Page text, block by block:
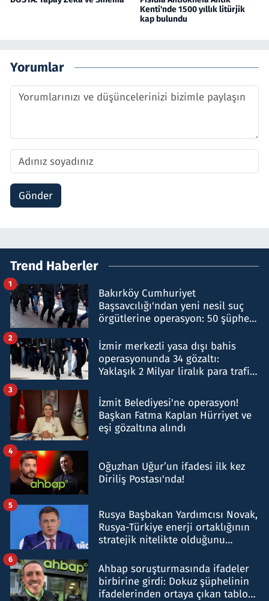
Kenti'nde 1500 yıllık litürjik
kap bulundu
Yorumlar
Gönder
Trend Haberler
Bakırköy Cumhuriyet
Başsavcılığı'ndan yeni nesil suç
örgütlerine operasyon: 50 şüpheli
1
İzmir merkezli yasa dışı bahis
operasyonunda 34 gözaltı:
Yaklaşık 2 Milyar liralık para trafiği
2
İzmit Belediyesi'ne operasyon!
Başkan Fatma Kaplan Hürriyet ve
eşi gözaltına alındı
3
Oğuzhan Uğur’un ifadesi ilk kez
Diriliş Postası'nda!
4
Rusya Başbakan Yardımcısı Novak,
Rusya-Türkiye enerji ortaklığının
stratejik nitelikte olduğunu
5
Ahbap soruşturmasında ifadeler
birbirine girdi: Dokuz şüphelinin
ifadelerinden ortaya çıkan tablo
6